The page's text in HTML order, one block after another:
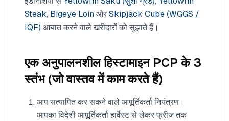
Steak, Bigeye Loin और Skipjack Cube (WGGS /
IQF) आयात करने वाले खरीदारों को सुझाते हैं।
एक अनुपालनशील हिस्टामाइन PCP के 3
स्तंभ (जो वास्तव में काम करते हैं)
आप सत्यापित कर सकने वाले आपूर्तिकर्ता नियंत्रण।
आपका विदेशी आपूर्तिकर्ता हार्वेस्ट से लेकर फ्रीज तक